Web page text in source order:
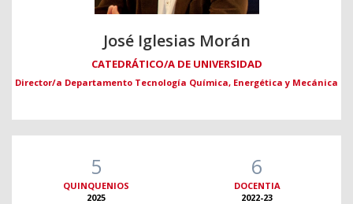
José Iglesias Morán
CATEDRÁTICO/A DE UNIVERSIDAD
Director/a Departamento Tecnología Química, Energética y Mecánica
5
QUINQUENIOS
2025
6
DOCENTIA
2022-23